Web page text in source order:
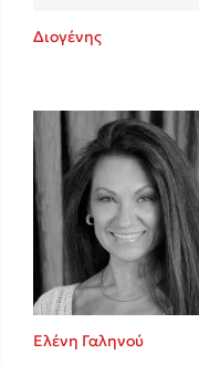
Mel
Η
Διογένης
Ελένη Γαληνού